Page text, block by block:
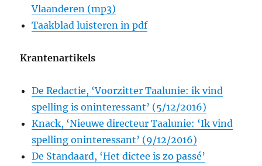
Vlaanderen (mp3)
Taakblad luisteren in pdf
Krantenartikels
De Redactie, ‘Voorzitter Taalunie: ik vind
spelling is oninteressant’ (5/12/2016)
Knack, ‘Nieuwe directeur Taalunie: ‘Ik vind
spelling oninteressant’ (9/12/2016)
De Standaard, ‘Het dictee is zo passé’